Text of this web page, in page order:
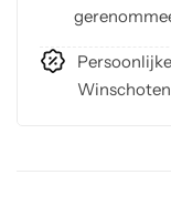
Winschoten